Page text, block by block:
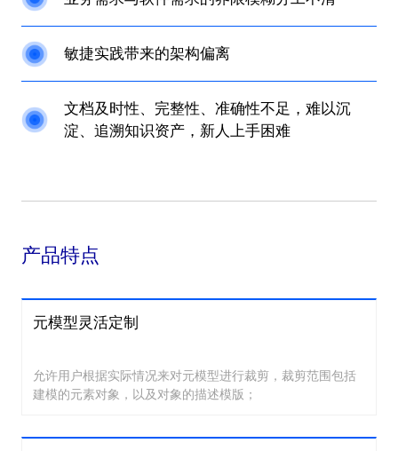
敏捷实践带来的架构偏离
文档及时性、完整性、准确性不足，难以沉
淀、追溯知识资产，新人上手困难
产品特点
元模型灵活定制
允许用户根据实际情况来对元模型进行裁剪，裁剪范围包括
建模的元素对象，以及对象的描述模版；